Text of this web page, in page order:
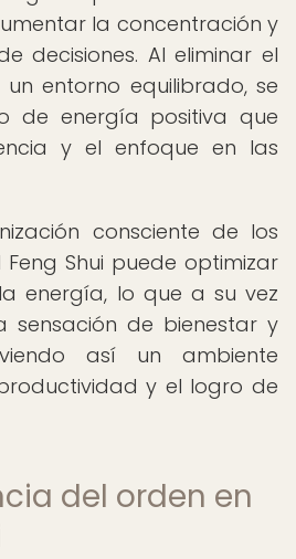
la concentración y
decisiones. Al eliminar el
entorno equilibrado, se
de energía positiva que
y el enfoque en las
consciente de los
Shui puede optimizar
energía, lo que a su vez
sensación de bienestar y
así un ambiente
y el logro de
del orden en